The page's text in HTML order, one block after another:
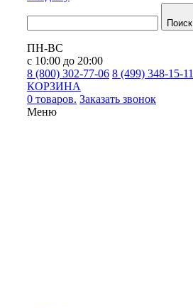
Поиск
ПН-ВС
с 10:00 до 20:00
8 (800) 302-77-06 8 (499) 348-15-11
КОРЗИНА
0 товаров. Заказать звонок
Меню